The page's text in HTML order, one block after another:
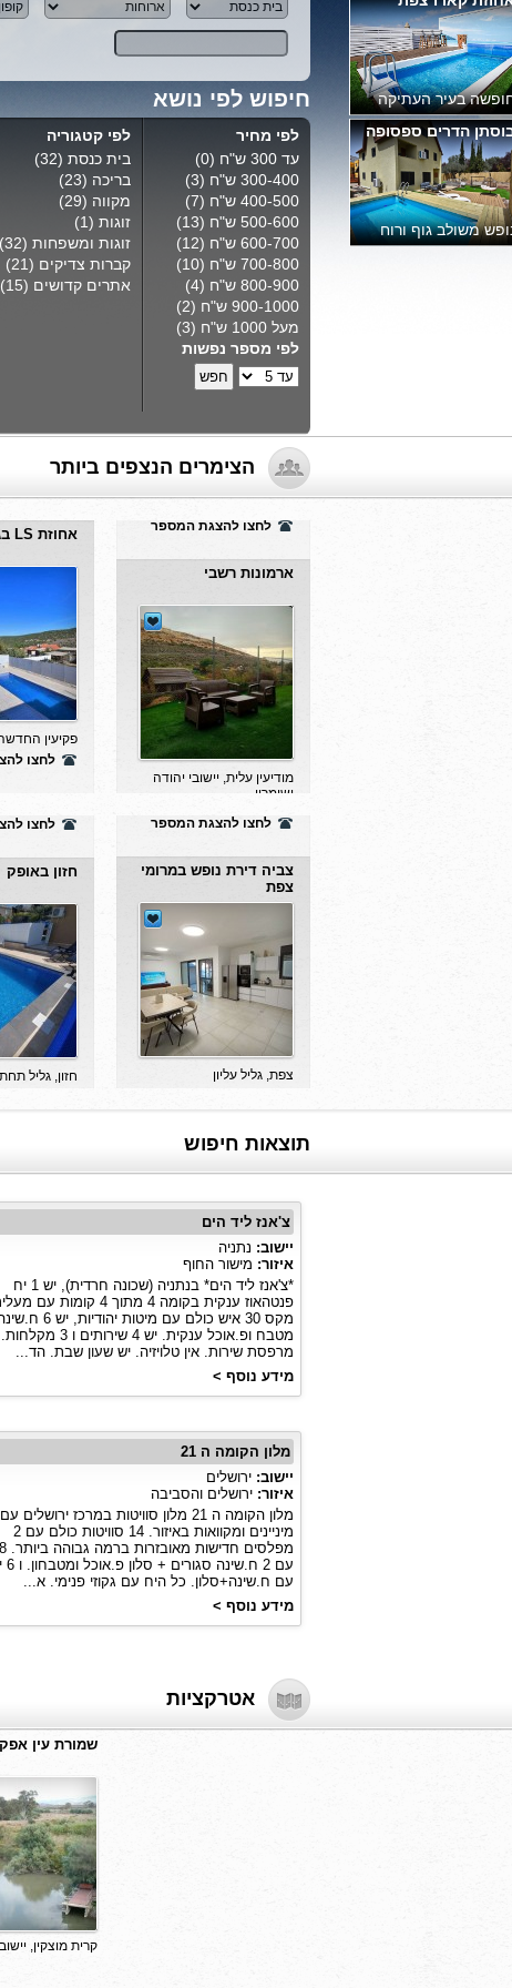
חדש מפואר ביותר
משולב גוף ורוח
מירון
רוחנית במירון
חיפוש לפי נושא
לפי מחיר
עד 300 ש"ח
(0)
300-400 ש"ח
(3)
400-500 ש"ח
(7)
500-600 ש"ח
(13)
600-700 ש"ח
(12)
700-800 ש"ח
(10)
800-900 ש"ח
(4)
900-1000 ש"ח
(2)
מעל 1000 ש"ח
(3)
לפי מספר נפשות
לפי קטגוריה
בית כנסת (32)
בריכה (23)
מקווה (29)
זוגות (1)
זוגות ומשפחות (32)
קברות צדיקים (21)
אתרים קדושים (15)
הצימרים הנצפים ביותר
ארמונות רשבי
מודיעין עלית, יישובי יהודה
ושומרון
לחצו להצגת המספר
אחוזת LS בגליל
פקיעין
לחצו
צביה דירת נופש במרומי
צפת, גליל עליון
לחצו להצגת המספר
חזון באופק
חזון, גליל
לחצו
תוצאות חיפוש
צ'אנז ליד הים
יישוב: נתניה
איזור: מישור החוף
*צ'אנז ליד הים* בנתניה (שכונה חרדית), יש 1 יח
פנטהאוז ענקית בקומה 4 מתוך 4 קומות עם
מקס 30 איש כולם עם מיטות
מטבח ופ.אוכל ענקית. יש 4 שירותים
מרפסת שירות. אין טלויזיה. יש שעון שבת. הד...
מידע נוסף >
מלון הקומה ה 21
יישוב: ירושלים
איזור: ירושלים והסביבה
מלון הקומה ה 21 מלון סוויטות במרכז ירושלים עם
מיניינים ומקוואות באיזור. 14 סוויטות כולם עם 2
עם 2
עם ח.שינה+סלון. כל היח עם גקוזי פנימי. א...
מידע נוסף >
אטרקציות
שמורת עין אפק
קרית מוצקין,